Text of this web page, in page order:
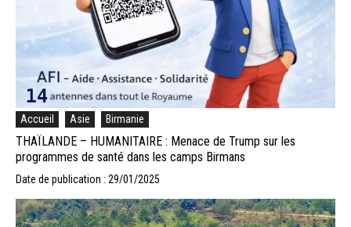
Accueil Asie Birmanie
THAÏLANDE – HUMANITAIRE : Menace de Trump sur les
programmes de santé dans les camps Birmans
Date de publication : 29/01/2025